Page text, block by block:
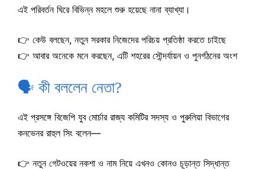
এই পরিবর্তন ঘিরে বিভিন্ন মহলে শুরু হয়েছে নানা ব্যাখ্যা।
👉 কেউ বলছেন, নতুন সরকার নিজেদের পরিচয় প্রতিষ্ঠা করতে চাইছে
👉 আবার অনেকে মনে করছেন, এটি শহরের সৌন্দর্যায়ন ও পুনর্গঠনের অংশ
🗣️ কী বললেন নেতা?
এই প্রসঙ্গে বিজেপি যুব মোর্চার রাজ্য কমিটির সদস্য ও পুরুলিয়া বিভাগের
কনভেনর রাহুল সিং বলেন—
👉 নতুন গেটওয়ের নকশা ও নাম নিয়ে এখনও কোনও চূড়ান্ত সিদ্ধান্ত